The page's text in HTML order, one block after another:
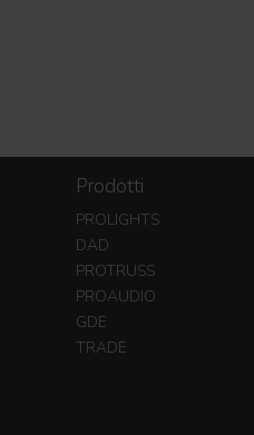
Prodotti
PROLIGHTS
DAD
PROTRUSS
PROAUDIO
GDE
TRADE